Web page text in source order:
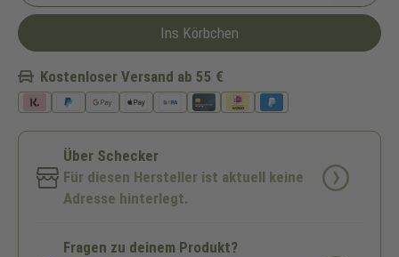
Ins Körbchen
Kostenloser Versand ab 55 €
Über Schecker
Für diesen Hersteller ist aktuell keine
Adresse hinterlegt.
Fragen zu deinem Produkt?